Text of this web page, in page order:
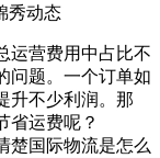
秀动态
营费用中占比不
问题。一个订单如
升不少利润。那
省运费呢？
国际物流是怎么